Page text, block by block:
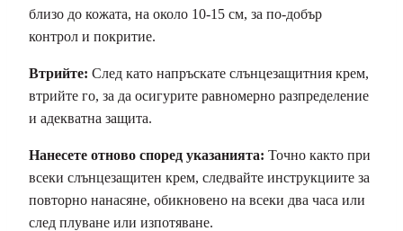
близо до кожата, на около 10-15 см, за по-добър
контрол и покритие.
Втрийте: След като напръскате слънцезащитния крем,
втрийте го, за да осигурите равномерно разпределение
и адекватна защита.
Нанесете отново според указанията: Точно както при
всеки слънцезащитен крем, следвайте инструкциите за
повторно нанасяне, обикновено на всеки два часа или
след плуване или изпотяване.